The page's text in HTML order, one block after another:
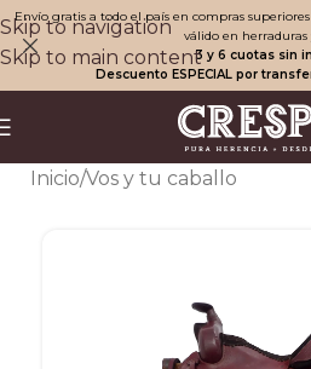
Skip to navigation
Skip to main content
Envío gratis a todo el país en compras
válido en herraduras
3 y 6 cuotas sin
Descuento ESPECIAL por
Inicio/Vos y tu caballo